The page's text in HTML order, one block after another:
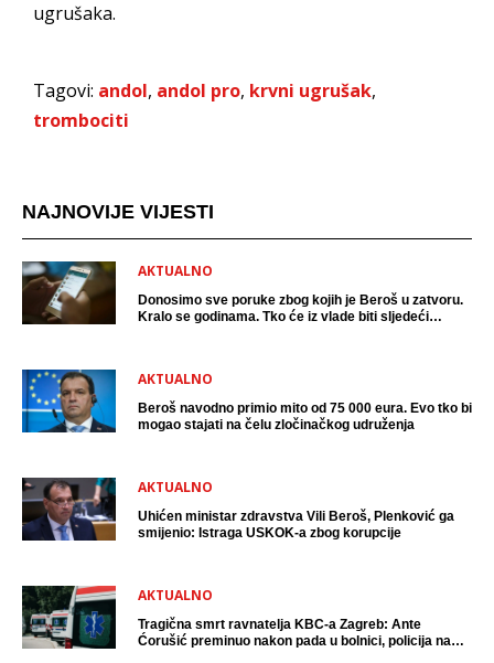
ugrušaka.
Tagovi: andol, andol pro, krvni ugrušak,
trombociti
NAJNOVIJE VIJESTI
AKTUALNO
Donosimo sve poruke zbog kojih je Beroš u zatvoru.
Kralo se godinama. Tko će iz vlade biti sljedeći
AKTUALNO
Beroš navodno primio mito od 75 000 eura. Evo tko bi
mogao stajati na čelu zločinačkog udruženja
AKTUALNO
Uhićen ministar zdravstva Vili Beroš, Plenković ga
smijenio: Istraga USKOK-a zbog korupcije
AKTUALNO
Tragična smrt ravnatelja KBC-a Zagreb: Ante
Ćorušić preminuo nakon pada u bolnici, policija na